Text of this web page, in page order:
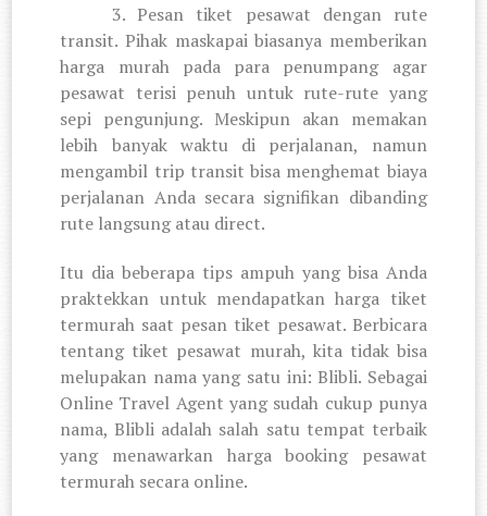
3. Pesan tiket pesawat dengan rute
transit. Pihak maskapai biasanya memberikan
harga murah pada para penumpang agar
pesawat terisi penuh untuk rute-rute yang
sepi pengunjung. Meskipun akan memakan
lebih banyak waktu di perjalanan, namun
mengambil trip transit bisa menghemat biaya
perjalanan Anda secara signifikan dibanding
rute langsung atau direct.
Itu dia beberapa tips ampuh yang bisa Anda
praktekkan untuk mendapatkan harga tiket
termurah saat pesan tiket pesawat. Berbicara
tentang tiket pesawat murah, kita tidak bisa
melupakan nama yang satu ini: Blibli. Sebagai
Online Travel Agent yang sudah cukup punya
nama, Blibli adalah salah satu tempat terbaik
yang menawarkan harga booking pesawat
termurah secara online.